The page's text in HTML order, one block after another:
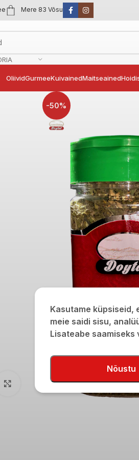
Mere 83 Võsu
OliividGurmeeKuivainedMaitseained
-50%
Click to enlarge
Kasutame küpsiseid,
meie saidi sisu,
Lisateabe saamiseks
Nõustu